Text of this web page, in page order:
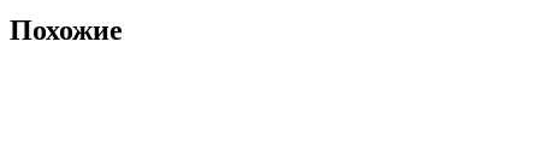
Похожие